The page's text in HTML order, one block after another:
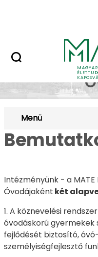
Gyakorló
Menü
Intézményünk - a
Óvodájaként két
1. A köznevelési
óvodáskorú gyermekek
fejlődését biztosító,
személyiségfejlesztő